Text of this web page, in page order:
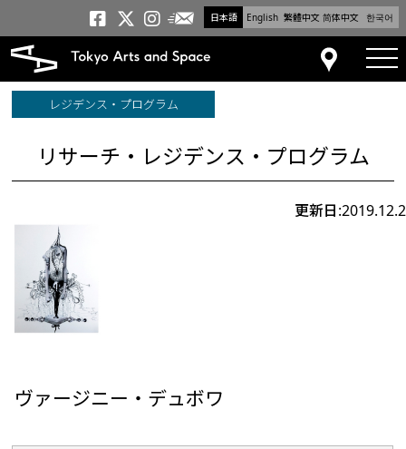
日本語 English 繁體中文 简体中文 한국어
トーキョーアーツアンド
トーキョーアーツアンド
トーキョーアーツア
メールニュース
アクセス
レジデンス・プログラム
リサーチ・レジデンス・プログラム
更新日:2019.12.2
ヴァージニー・デュボワ